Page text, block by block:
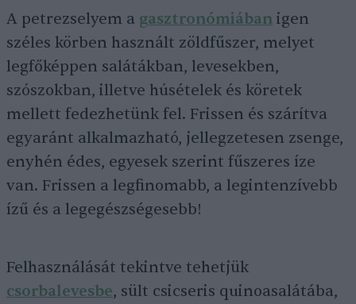
A petrezselyem a gasztronómiában igen
széles körben használt zöldfűszer, melyet
legfőképpen salátákban, levesekben,
szószokban, illetve húsételek és köretek
mellett fedezhetünk fel. Frissen és szárítva
egyaránt alkalmazható, jellegzetesen zsenge,
enyhén édes, egyesek szerint fűszeres íze
van. Frissen a legfinomabb, a legintenzívebb
ízű és a legegészségesebb!
Felhasználását tekintve tehetjük
csorbalevesbe, sült csicseris quinoasalátába,